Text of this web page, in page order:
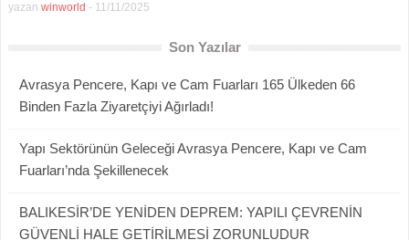
yazan winworld - 11/11/2025
Son Yazılar
Avrasya Pencere, Kapı ve Cam Fuarları 165 Ülkeden 66
Binden Fazla Ziyaretçiyi Ağırladı!
Yapı Sektörünün Geleceği Avrasya Pencere, Kapı ve Cam
Fuarları’nda Şekillenecek
BALIKESİR’DE YENİDEN DEPREM: YAPILI ÇEVRENİN
GÜVENLİ HALE GETİRİLMESİ ZORUNLUDUR